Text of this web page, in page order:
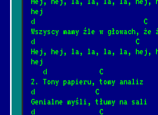
* Lewe lewe loff
* Ale to już było
6/25/2025 [Maryla Rodowicz]
hej
d                           C
Wszyscy mamy źle w głowach, że
d                         C
Hej, hej, la, la, la, la, hej,
hej
   d             C
2. Tony papieru, tomy analiz
d               C
Genialne myśli, tłumy na sali
d                C